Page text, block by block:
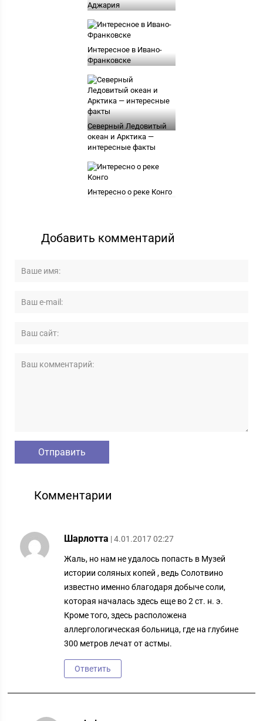
Аджария
Интересное в Ивано-
Франковске
Северный Ледовитый
океан и Арктика —
интересные факты
Интересно о реке Конго
Добавить комментарий
Комментарии
Шарлотта | 4.01.2017 02:27
Жаль, но нам не удалось попасть в Музей
истории соляных копей , ведь Солотвино
известно именно благодаря добыче соли,
которая началась здесь еще во 2 ст. н. э.
Кроме того, здесь расположена
аллергологическая больница, где на глубине
300 метров лечат от астмы.
Ответить